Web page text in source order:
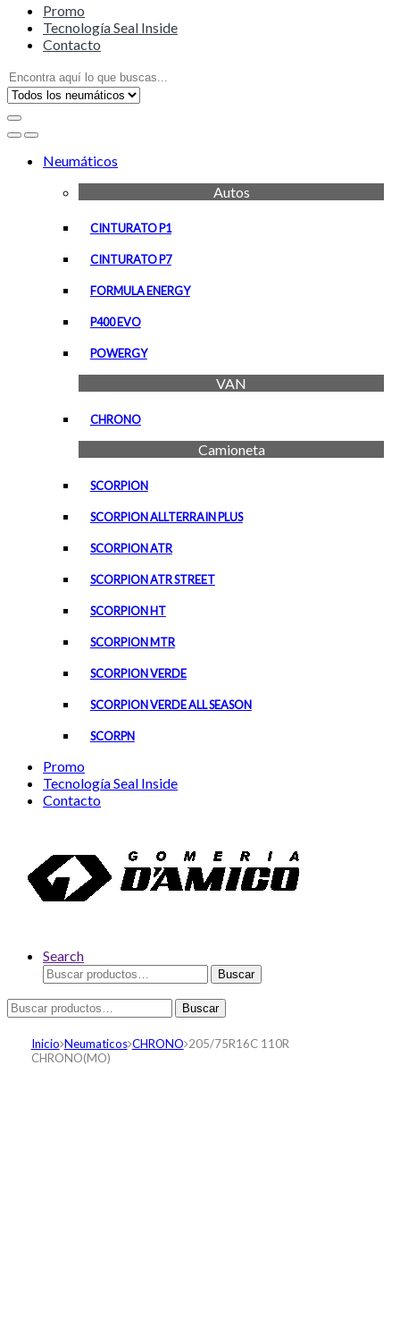
Promo
Tecnología Seal Inside
Contacto
Search
for:
OpenClose
Neumáticos
Autos
CINTURATO P1
CINTURATO P7
FORMULA ENERGY
P400 EVO
POWERGY
VAN
CHRONO
Camioneta
SCORPION
SCORPION ALLTERRAIN PLUS
SCORPION ATR
SCORPION ATR STREET
SCORPION HT
SCORPION MTR
SCORPION VERDE
SCORPION VERDE ALL SEASON
SCORPN
Promo
Tecnología Seal Inside
Contacto
Search
Buscar
por:
Buscar
Buscar
por:
Buscar
Inicio Neumaticos CHRONO 205/75R16C 110R
CHRONO(MO)